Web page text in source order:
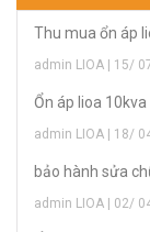
Thu mua ổn áp
admin LIOA | 15/
Ổn áp lioa
admin LIOA | 18/
bảo hành sửa
admin LIOA | 02/